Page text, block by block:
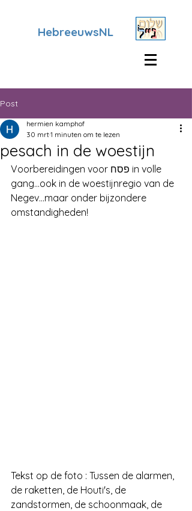
HebreeuwsNL
Post
pesach in de woestijn
hermien kamphof
30 mrt1 minuten om te lezen
Voorbereidingen voor פסח in volle
gang...ook in de woestijnregio van de
Negev...maar onder bijzondere
omstandigheden!
Tekst op de foto : Tussen de alarmen,
de raketten, de Houti's, de
zandstormen, de schoonmaak, de